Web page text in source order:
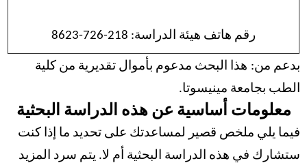
رقم هاتف هيئة الدراسة:
بدعم من: هذا البحث مدعوم بأموال تقديرية من كلية
الطب بجامعة مينيسوتا.
معلومات أساسية عن هذه الدراسة البحثية
فيما يلي ملخص قصير لمساعدتك على تحديد ما إذا كنت
ستشارك في هذه الدراسة البحثية أم لا. يتم سرد المزيد